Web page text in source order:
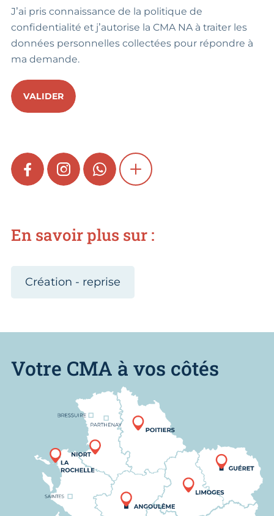
J’ai pris connaissance de la politique de
confidentialité et j’autorise la CMA NA à traiter les
données personnelles collectées pour répondre à
ma demande.
VALIDER
FACEBOOKINSTAGRAMWHATSAPPSHOW MORE
En savoir plus sur :
Création - reprise
Votre CMA à vos côtés